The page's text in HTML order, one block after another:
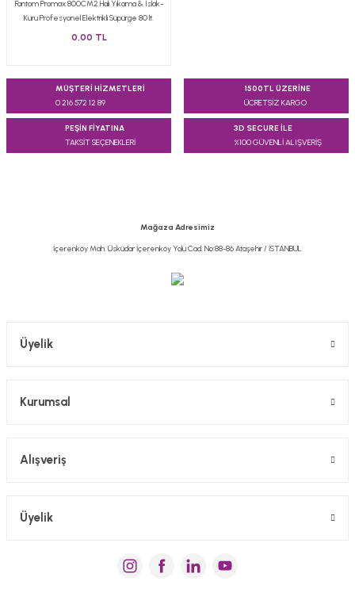
Fantom Promax 800CM2 Halı Yıkama & Islak-
Kuru Profesyonel Elektrikli Süpürge 80 lt.
0,00 TL
MÜŞTERİ HİZMETLERİ
0 216 572 12 89
1500TL ÜZERİNE
ÜCRETSİZ KARGO
PEŞİN FİYATINA
TAKSİT SEÇENEKLERİ
3D SECURE İLE
%100 GÜVENLİ ALIŞVERİŞ
Mağaza Adresimiz
İçerenköy Mah. Üsküdar İçerenköy Yolu Cad. No:88-86 Ataşehir / İSTANBUL
Üyelik
Kurumsal
Alışveriş
Üyelik